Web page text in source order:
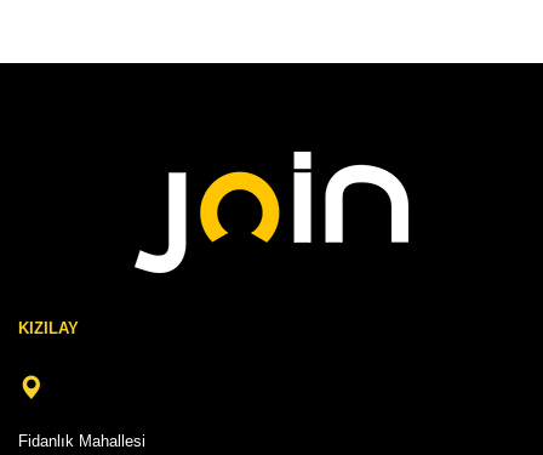
KIZILAY
Fidanlık Mahallesi